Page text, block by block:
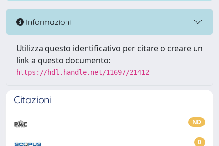
Informazioni
Utilizza questo identificativo per citare o creare un
link a questo documento:
https://hdl.handle.net/11697/21412
Citazioni
ND
0